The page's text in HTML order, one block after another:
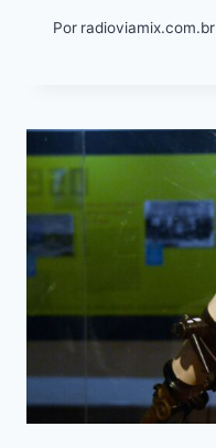
Por radioviamix.com.br